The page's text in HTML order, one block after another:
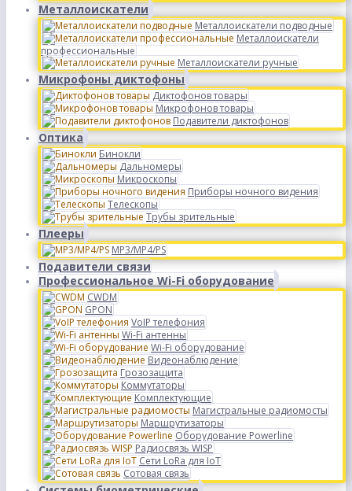
Металлоискатели
Металлоискатели подводные
Металлоискатели
профессиональные
Металлоискатели ручные
Микрофоны диктофоны
Диктофонов товары
Микрофонов товары
Подавители диктофонов
Оптика
Бинокли
Дальномеры
Микроскопы
Приборы ночного видения
Телескопы
Трубы зрительные
Плееры
MP3/MP4/PS
Подавители связи
Профессиональное Wi-Fi оборудование
CWDM
GPON
VoIP телефония
Wi-Fi антенны
Wi-Fi оборудование
Видеонаблюдение
Грозозащита
Коммутаторы
Комплектующие
Магистральные радиомосты
Маршрутизаторы
Оборудование Powerline
Радиосвязь WISP
Сети LoRa для IoT
Сотовая связь